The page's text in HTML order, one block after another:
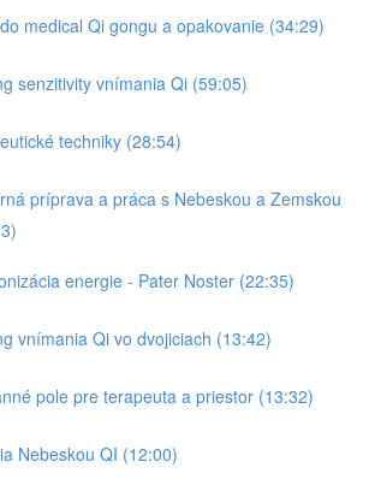
medical Qi gongu a opakovanie (34:29)
senzitivity vnímania Qi (59:05)
techniky (28:54)
príprava a práca s Nebeskou a Zemskou
energie - Pater Noster (22:35)
vnímania Qi vo dvojiciach (13:42)
pole pre terapeuta a priestor (13:32)
Nebeskou QI (12:00)